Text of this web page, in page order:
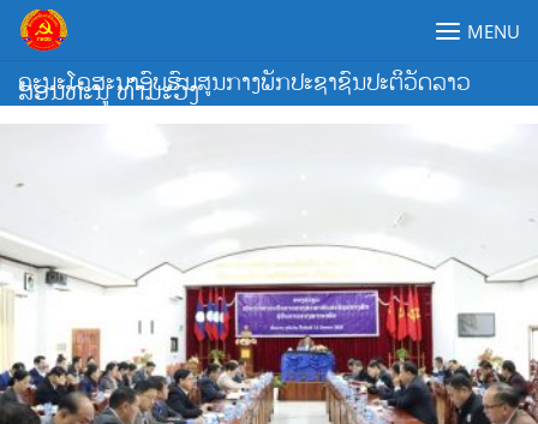
Skip
content
ຄະນະໂຄສະນາອົບຮົມສູນກາງພັກປະຊາຊົນປະຕິວັດລາວ
MENU
ສອນທະນູ ທຳມະວົງ